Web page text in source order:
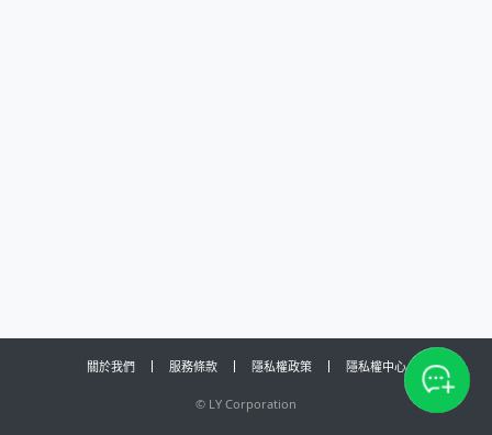
關於我們 服務條款 隱私權政策 隱私權中心
© LY Corporation